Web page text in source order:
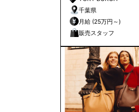
千葉県
月給 (25万円～)
販売スタッフ